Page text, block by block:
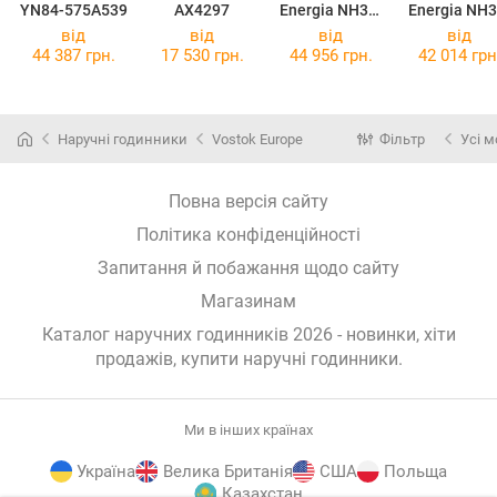
YN84-575A539
AX4297
Energia NH35-
575A715
Energia
575A717
від
44 387 грн.
від
17 530 грн.
від
44 956 грн.
від
42 014
Наручні годинники Vostok Europe Фільтр Усі
Повна версія сайту
Політика конфіденційності
Запитання й побажання щодо сайту
Магазинам
Каталог наручних годинників 2026 - новинки, хіти
продажів, купити наручні годинники.
Ми в інших країнах
Україна Велика Британія США
Польща